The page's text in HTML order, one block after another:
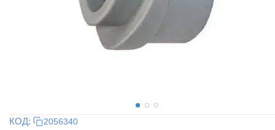
КОД: 2056340